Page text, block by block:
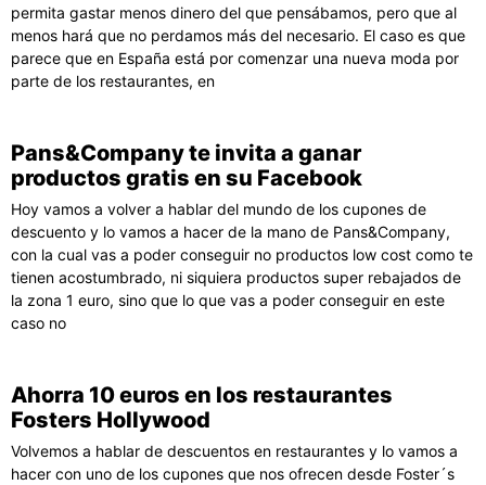
permita gastar menos dinero del que pensábamos, pero que al
menos hará que no perdamos más del necesario. El caso es que
parece que en España está por comenzar una nueva moda por
parte de los restaurantes, en
Pans&Company te invita a ganar
productos gratis en su Facebook
Hoy vamos a volver a hablar del mundo de los cupones de
descuento y lo vamos a hacer de la mano de Pans&Company,
con la cual vas a poder conseguir no productos low cost como te
tienen acostumbrado, ni siquiera productos super rebajados de
la zona 1 euro, sino que lo que vas a poder conseguir en este
caso no
Ahorra 10 euros en los restaurantes
Fosters Hollywood
Volvemos a hablar de descuentos en restaurantes y lo vamos a
hacer con uno de los cupones que nos ofrecen desde Foster´s